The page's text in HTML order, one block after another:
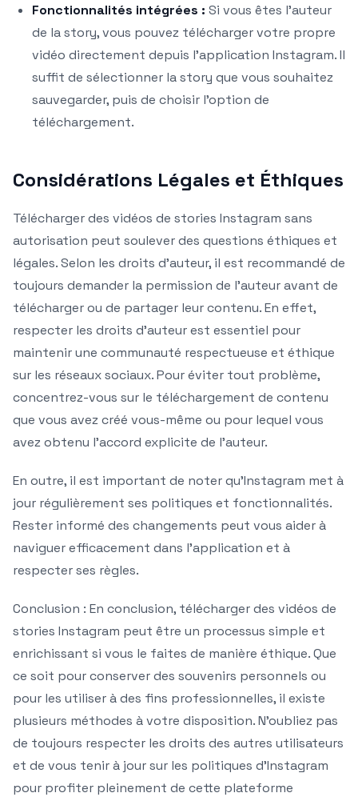
Fonctionnalités intégrées : Si vous êtes l’auteur
de la story, vous pouvez télécharger votre propre
vidéo directement depuis l’application Instagram. Il
suffit de sélectionner la story que vous souhaitez
sauvegarder, puis de choisir l’option de
téléchargement.
Considérations Légales et Éthiques
Télécharger des vidéos de stories Instagram sans
autorisation peut soulever des questions éthiques et
légales. Selon les droits d’auteur, il est recommandé de
toujours demander la permission de l’auteur avant de
télécharger ou de partager leur contenu. En effet,
respecter les droits d’auteur est essentiel pour
maintenir une communauté respectueuse et éthique
sur les réseaux sociaux. Pour éviter tout problème,
concentrez-vous sur le téléchargement de contenu
que vous avez créé vous-même ou pour lequel vous
avez obtenu l’accord explicite de l’auteur.
En outre, il est important de noter qu’Instagram met à
jour régulièrement ses politiques et fonctionnalités.
Rester informé des changements peut vous aider à
naviguer efficacement dans l’application et à
respecter ses règles.
Conclusion : En conclusion, télécharger des vidéos de
stories Instagram peut être un processus simple et
enrichissant si vous le faites de manière éthique. Que
ce soit pour conserver des souvenirs personnels ou
pour les utiliser à des fins professionnelles, il existe
plusieurs méthodes à votre disposition. N’oubliez pas
de toujours respecter les droits des autres utilisateurs
et de vous tenir à jour sur les politiques d’Instagram
pour profiter pleinement de cette plateforme